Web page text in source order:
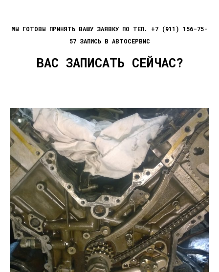
МЫ ГОТОВЫ ПРИНЯТЬ ВАШУ ЗАЯВКУ ПО ТЕЛ. +7 (911) 156-75-
57 ЗАПИСЬ В АВТОСЕРВИС
ВАС ЗАПИСАТЬ СЕЙЧАС?